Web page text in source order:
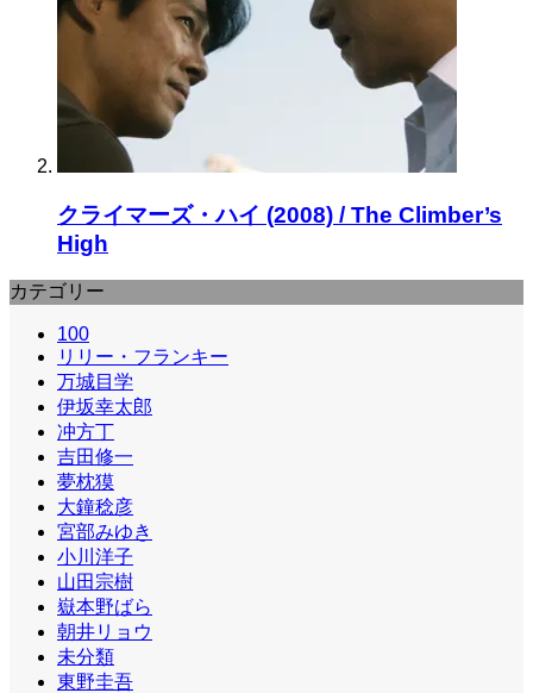
クライマーズ・ハイ (2008) / The Climber’s
High
カテゴリー
100
リリー・フランキー
万城目学
伊坂幸太郎
冲方丁
吉田修一
夢枕獏
大鐘稔彦
宮部みゆき
小川洋子
山田宗樹
嶽本野ばら
朝井リョウ
未分類
東野圭吾